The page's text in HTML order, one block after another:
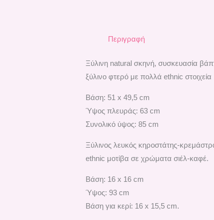
Περιγραφή
Ξύλινη natural σκηνή, συσκευασία
ξύλινο φτερό με πολλά ethnic στοιχεία
Βάση: 51 x 49,5 cm
Ύψος πλευράς: 63 cm
Συνολικό ύψος: 85 cm
Ξύλινος λευκός κηροστάτης-
ethnic μοτίβα σε χρώματα σιέλ-καφέ.
Βάση: 16 x 16 cm
Ύψος: 93 cm
Βάση για κερί: 16 x 15,5 cm.